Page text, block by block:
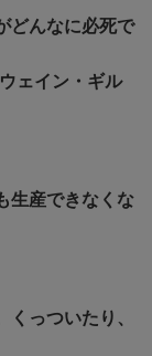
どんなに必死で
ェイン・ギル
生産できなくな
くっついたり、